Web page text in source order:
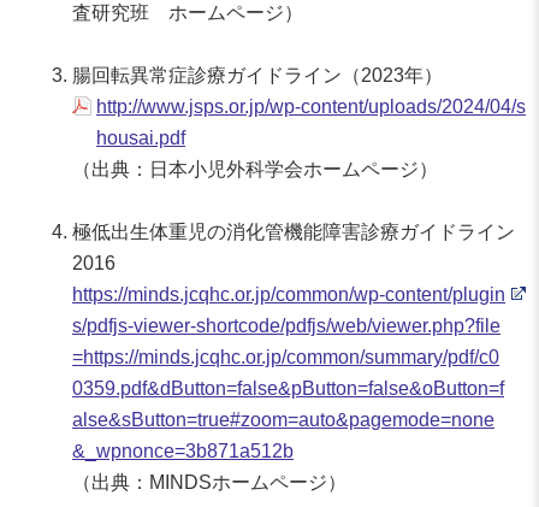
査研究班 ホームページ）
腸回転異常症診療ガイドライン（2023年）
http://www.jsps.or.jp/wp-content/uploads/2024/04/s
housai.pdf
（出典：日本小児外科学会ホームページ）
極低出生体重児の消化管機能障害診療ガイドライン
2016
https://minds.jcqhc.or.jp/common/wp-content/plugin
s/pdfjs-viewer-shortcode/pdfjs/web/viewer.php?file
=https://minds.jcqhc.or.jp/common/summary/pdf/c0
0359.pdf&dButton=false&pButton=false&oButton=f
alse&sButton=true#zoom=auto&pagemode=none
&_wpnonce=3b871a512b
（出典：MINDSホームページ）